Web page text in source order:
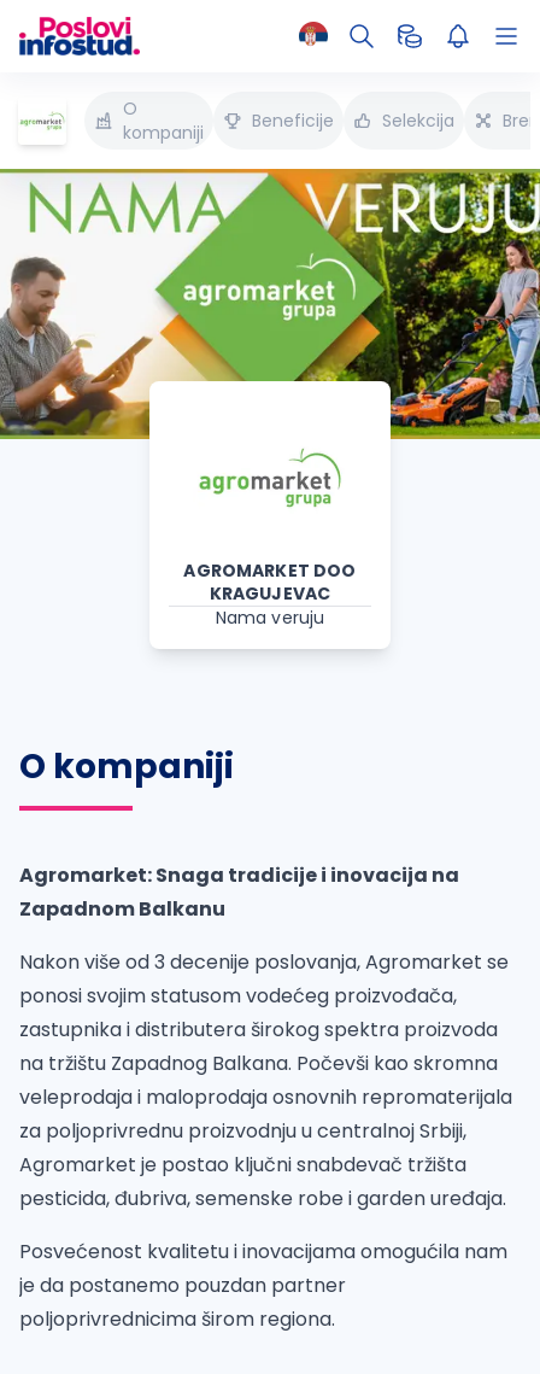
O
kompaniji
Beneficije Selekcija
AGROMARKET DOO
KRAGUJEVAC
Nama veruju
O kompaniji
Agromarket: Snaga tradicije i inovacija na
Zapadnom Balkanu
Nakon više od 3 decenije poslovanja, Agromarket se
ponosi svojim statusom vodećeg proizvođača,
zastupnika i distributera širokog spektra proizvoda
na tržištu Zapadnog Balkana. Počevši kao skromna
veleprodaja i maloprodaja osnovnih repromaterijala
za poljoprivrednu proizvodnju u centralnoj Srbiji,
Agromarket je postao ključni snabdevač tržišta
pesticida, đubriva, semenske robe i garden uređaja.
Posvećenost kvalitetu i inovacijama omogućila nam
je da postanemo pouzdan partner
poljoprivrednicima širom regiona.